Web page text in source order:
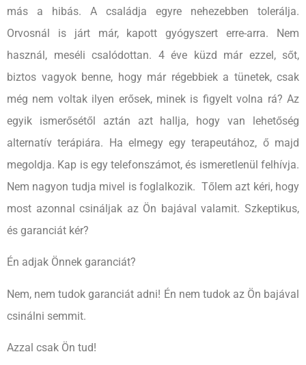
más a hibás. A családja egyre nehezebben tolerálja.
Orvosnál is járt már, kapott gyógyszert erre-arra. Nem
használ, meséli csalódottan. 4 éve küzd már ezzel, sőt,
biztos vagyok benne, hogy már régebbiek a tünetek, csak
még nem voltak ilyen erősek, minek is figyelt volna rá? Az
egyik ismerősétől aztán azt hallja, hogy van lehetőség
alternatív terápiára. Ha elmegy egy terapeutához, ő majd
megoldja. Kap is egy telefonszámot, és ismeretlenül felhívja.
Nem nagyon tudja mivel is foglalkozik. Tőlem azt kéri, hogy
most azonnal csináljak az Ön bajával valamit. Szkeptikus,
és garanciát kér?
Én adjak Önnek garanciát?
Nem, nem tudok garanciát adni! Én nem tudok az Ön bajával
csinálni semmit.
Azzal csak Ön tud!